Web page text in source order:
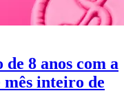
8 anos com a
mês inteiro de